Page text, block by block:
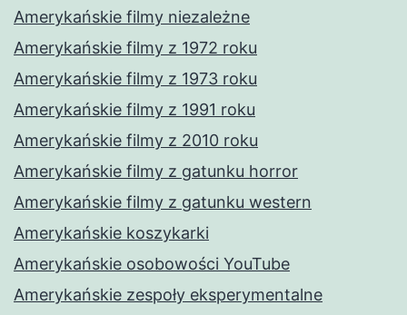
Amerykańskie filmy niezależne
Amerykańskie filmy z 1972 roku
Amerykańskie filmy z 1973 roku
Amerykańskie filmy z 1991 roku
Amerykańskie filmy z 2010 roku
Amerykańskie filmy z gatunku horror
Amerykańskie filmy z gatunku western
Amerykańskie koszykarki
Amerykańskie osobowości YouTube
Amerykańskie zespoły eksperymentalne